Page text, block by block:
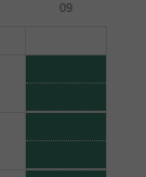
09